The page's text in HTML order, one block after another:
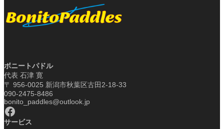
ボニートパドル
代表 石津 寛
〒 956-0025 新潟市秋葉区古田2-18-33
090-2475-8486
bonito_paddles@outlook.jp
Facebook
サービス